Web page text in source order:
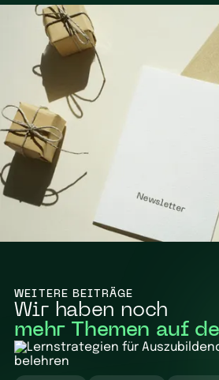
WEITERE BEITRÄGE
Wir haben noch
mehr Themen auf